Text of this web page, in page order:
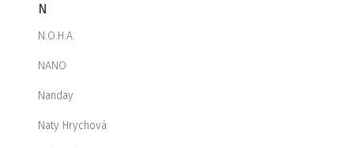
N
N.O.H.A.
NANO
Nanday
Naty Hrychová